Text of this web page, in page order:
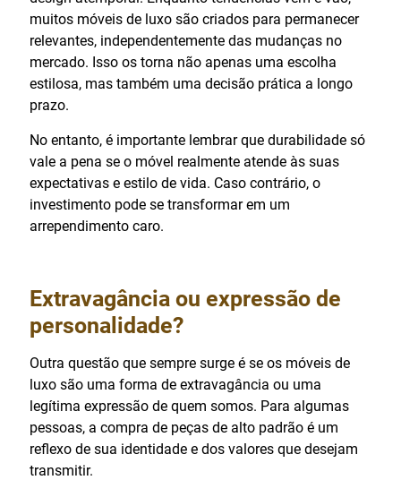
muitos móveis de luxo são criados para permanecer
relevantes, independentemente das mudanças no
mercado. Isso os torna não apenas uma escolha
estilosa, mas também uma decisão prática a longo
prazo.
No entanto, é importante lembrar que durabilidade só
vale a pena se o móvel realmente atende às suas
expectativas e estilo de vida. Caso contrário, o
investimento pode se transformar em um
arrependimento caro.
Extravagância ou expressão de
personalidade?
Outra questão que sempre surge é se os móveis de
luxo são uma forma de extravagância ou uma
legítima expressão de quem somos. Para algumas
pessoas, a compra de peças de alto padrão é um
reflexo de sua identidade e dos valores que desejam
transmitir.